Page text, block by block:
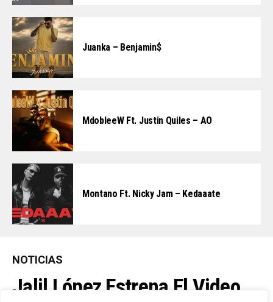
Juanka – Benjamin$
MdobleeW Ft. Justin Quiles – AO
Montano Ft. Nicky Jam – Kedaaate
NOTICIAS
Jalil López Estrena El Video